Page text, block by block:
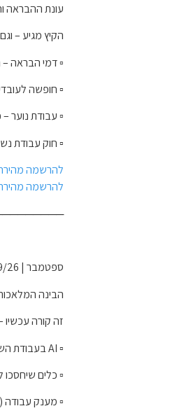
עונת ההבראה
הקיץ מגיע –
▫️ דמי הבראה –
▫️ חופשה
▫️ עבודת נוער
▫️ חוק עבודת
להרשמה מהירה
להרשמה מהירה
ספטמבר | 23/09/26 ערב
הבינה
זה קורה
▫️ AI בעבודת השכר – איך זה באמת עובד בפרקטיקה
▫️ כלים
▫️ מענק עבודה